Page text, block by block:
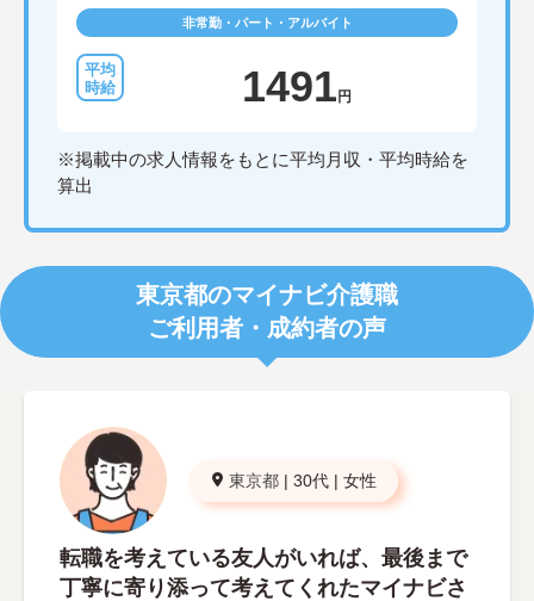
非常勤・パート・アルバイト
1491 円
※掲載中の求人情報をもとに平均月収・平均時給を
算出
東京都のマイナビ介護職
ご利用者・成約者の声
東京都 | 30代 | 女性
転職を考えている友人がいれば、最後まで
丁寧に寄り添って考えてくれたマイナビさ